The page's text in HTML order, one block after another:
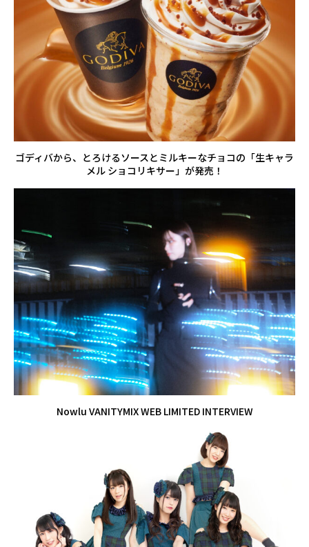
ゴディバから、とろけるソースとミルキーなチョコの「生キャラ
メル ショコリキサー」が発売！
Nowlu VANITYMIX WEB LIMITED INTERVIEW